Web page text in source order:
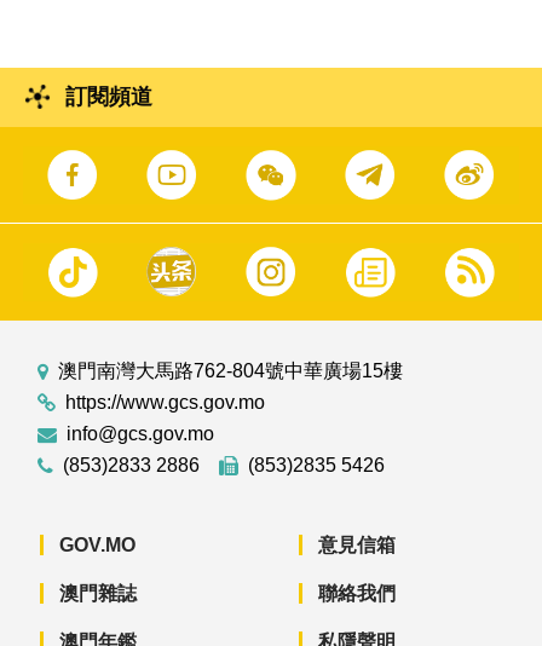
訂閱頻道
澳門南灣大馬路762-804號中華廣場15樓
https://www.gcs.gov.mo
info@gcs.gov.mo
(853)2833 2886
(853)2835 5426
GOV.MO
澳門雜誌
澳門年鑑
意見信箱
聯絡我們
私隱聲明